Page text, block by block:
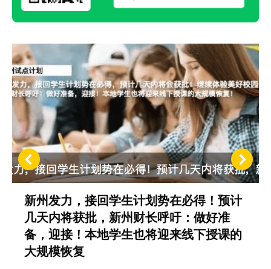
新州发力，接回学生计划势在必得！预计
几天内将获批，新州财长呼吁：做好准
备，迎接！本地学生也将迎来线下授课的
大规模恢复